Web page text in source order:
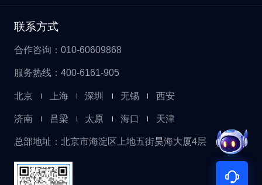
联系方式
合作咨询：010-60609868
服务热线：400-6161-905
北京 上海 深圳 无锡 西安
济南 吕梁 太原 海口 天津
总部地址：北京市海淀区上地五街昊海大厦4层